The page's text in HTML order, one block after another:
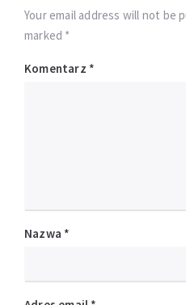
Your email address will not be
marked *
Komentarz *
Nazwa *